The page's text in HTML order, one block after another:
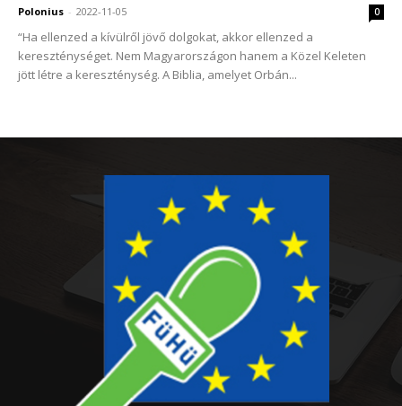
Polonius - 2022-11-05 0
“Ha ellenzed a kívülről jövő dolgokat, akkor ellenzed a
kereszténységet. Nem Magyarországon hanem a Közel Keleten
jött létre a kereszténység. A Biblia, amelyet Orbán...